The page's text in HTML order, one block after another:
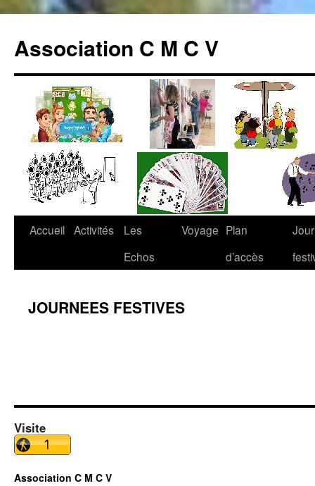
Association C M C V
Aller
Accueil Activités
Les
Echos
Voyage Plan
d’accès
JOURNEES FESTIVES
Visite
Association C M C V